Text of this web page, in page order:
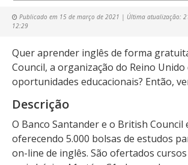
Publicado em 15 de março de 2021 | Última atualização:
12:29
Quer aprender inglês de forma
Council, a organização do Reino
oportunidades educacionais? Então,
Descrição
O Banco Santander e o British Council
oferecendo 5.000 bolsas de estudos
on-line de inglês. São ofertados